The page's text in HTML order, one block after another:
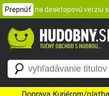
Prepnúť na desktopovú verziu